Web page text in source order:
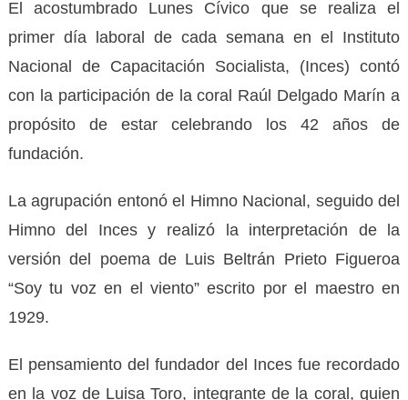
El acostumbrado Lunes Cívico que se realiza el
primer día laboral de cada semana en el Instituto
Nacional de Capacitación Socialista, (Inces) contó
con la participación de la coral Raúl Delgado Marín a
propósito de estar celebrando los 42 años de
fundación.
La agrupación entonó el Himno Nacional, seguido del
Himno del Inces y realizó la interpretación de la
versión del poema de Luis Beltrán Prieto Figueroa
“Soy tu voz en el viento” escrito por el maestro en
1929.
El pensamiento del fundador del Inces fue recordado
en la voz de Luisa Toro, integrante de la coral, quien